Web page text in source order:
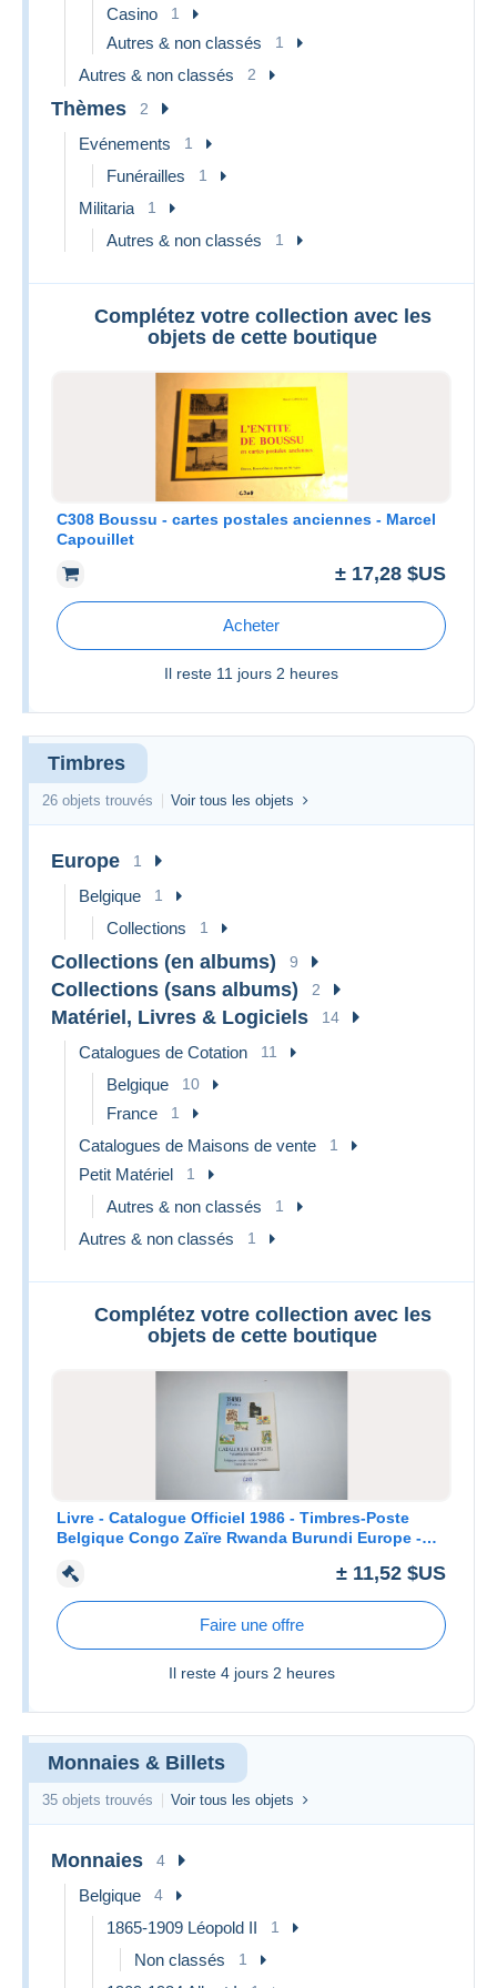
Casino 1
Autres & non classés 1
Autres & non classés 2
Thèmes 2
Evénements 1
Funérailles 1
Militaria 1
Autres & non classés 1
Complétez votre collection avec les
objets de cette boutique
C308 Boussu - cartes postales anciennes - Marcel
Capouillet
± 17,28 $US
Acheter
Il reste 11 jours 2 heures
Timbres
26 objets trouvés Voir tous les objets
Europe 1
Belgique 1
Collections 1
Collections (en albums) 9
Collections (sans albums) 2
Matériel, Livres & Logiciels 14
Catalogues de Cotation 11
Belgique 10
France 1
Catalogues de Maisons de vente 1
Petit Matériel 1
Autres & non classés 1
Autres & non classés 1
Complétez votre collection avec les
objets de cette boutique
Livre - Catalogue Officiel 1986 - Timbres-Poste
Belgique Congo Zaïre Rwanda Burundi Europe -
± 11,52 $US
Faire une offre
Il reste 4 jours 2 heures
Monnaies & Billets
35 objets trouvés Voir tous les objets
Monnaies 4
Belgique 4
1865-1909 Léopold II 1
Non classés 1